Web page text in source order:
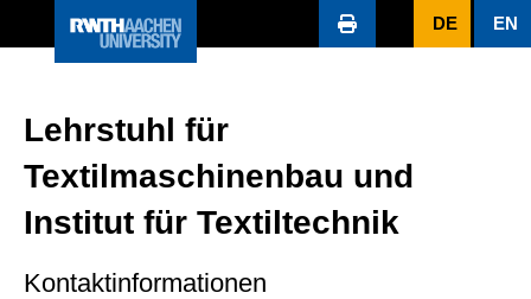
DE EN
Lehrstuhl für
Textilmaschinenbau und
Institut für Textiltechnik
Kontaktinformationen